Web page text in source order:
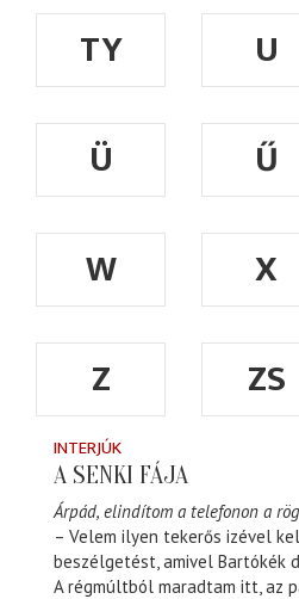
TY U
Ü
Ű
W
X
Z
ZS
INTERJÚK
A SENKI FÁJA
Árpád, elindítom a telefonon a
– Velem ilyen tekerős izével
beszélgetést, amivel Bartókék
A régmúltból maradtam itt, az